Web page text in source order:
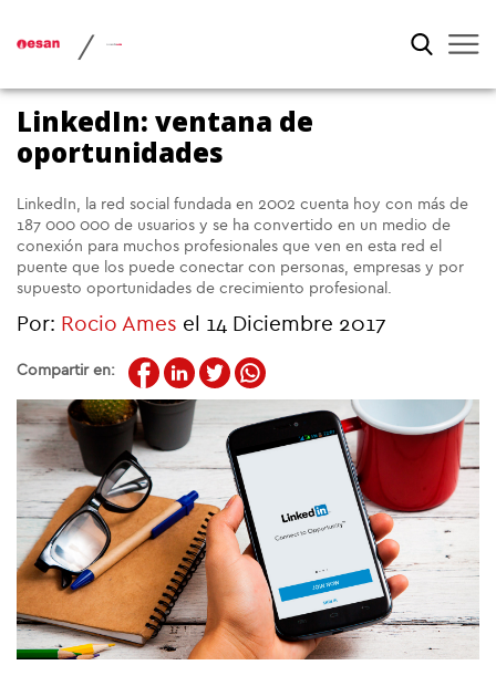
/
LinkedIn: ventana de
oportunidades
LinkedIn, la red social fundada en 2002 cuenta hoy con más de
187 000 000 de usuarios y se ha convertido en un medio de
conexión para muchos profesionales que ven en esta red el
puente que los puede conectar con personas, empresas y por
supuesto oportunidades de crecimiento profesional.
Por: Rocio Ames el 14 Diciembre 2017
Compartir en: